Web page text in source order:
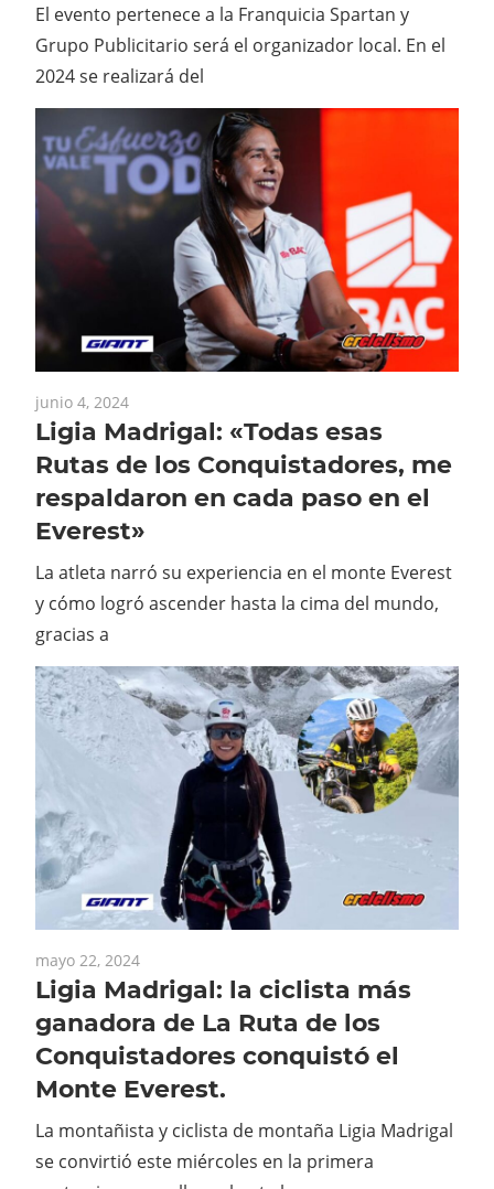
El evento pertenece a la Franquicia Spartan y
Grupo Publicitario será el organizador local. En el
2024 se realizará del
junio 4, 2024
Ligia Madrigal: «Todas esas
Rutas de los Conquistadores, me
respaldaron en cada paso en el
Everest»
La atleta narró su experiencia en el monte Everest
y cómo logró ascender hasta la cima del mundo,
gracias a
mayo 22, 2024
Ligia Madrigal: la ciclista más
ganadora de La Ruta de los
Conquistadores conquistó el
Monte Everest.
La montañista y ciclista de montaña Ligia Madrigal
se convirtió este miércoles en la primera